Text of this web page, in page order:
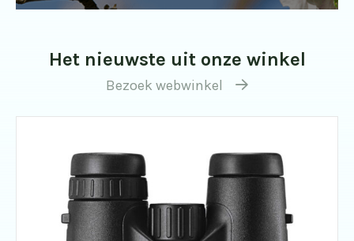
Het nieuwste uit onze winkel
Bezoek webwinkel